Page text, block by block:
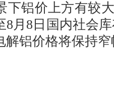
下铝价上方有较
8月8日国内社会
解铝价格将保持